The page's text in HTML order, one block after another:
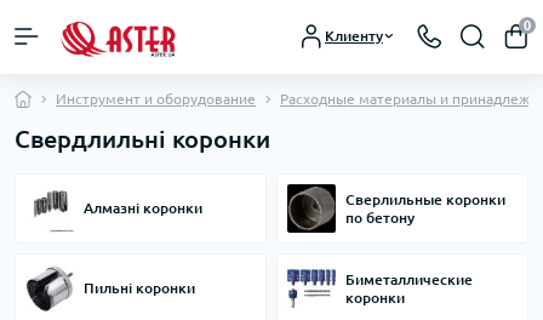
Клиенту
0
Инструмент и оборудование Расходные материалы и
Свердлильні коронки
Алмазні коронки
Cверлильные коронки
по бетону
Пильні коронки
Биметаллические
коронки